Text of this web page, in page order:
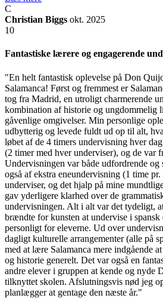
C
Christian Biggs okt. 2025
10
Fantastiske lærere og engagerende
"En helt fantastisk oplevelse på Don
Salamanca! Først og fremmest er
tog fra Madrid, en utroligt charmerende
kombination af historie og ungdommelig
gåvenlige omgivelser. Min personlige
udbytterig og levede fuldt ud op til alt,
løbet af de 4 timers undervisning hver
(2 timer med hver underviser), og de var
Undervisningen var både udfordrende og
også af ekstra eneundervisning (1 time
underviser, og det hjalp på mine
gav yderligere klarhed over de
undervisningen. Alt i alt var det tydeligt,
brændte for kunsten at undervise i spansk
personligt for eleverne. Ud over
dagligt kulturelle arrangementer (alle på
med at lære Salamanca mere indgående
og historie generelt. Det var også en
andre elever i gruppen at kende og nyde
tilknyttet skolen. Afslutningsvis nød jeg
planlægger at gentage den næste år."